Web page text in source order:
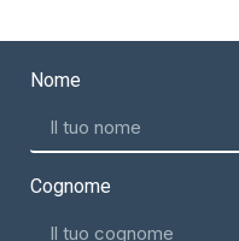
Nome
Cognome